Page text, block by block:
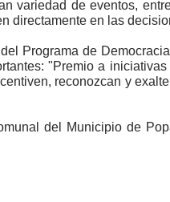
variedad de eventos,
directamente en las
Programa de
"Premio a
reconozcan y
del Municipio de